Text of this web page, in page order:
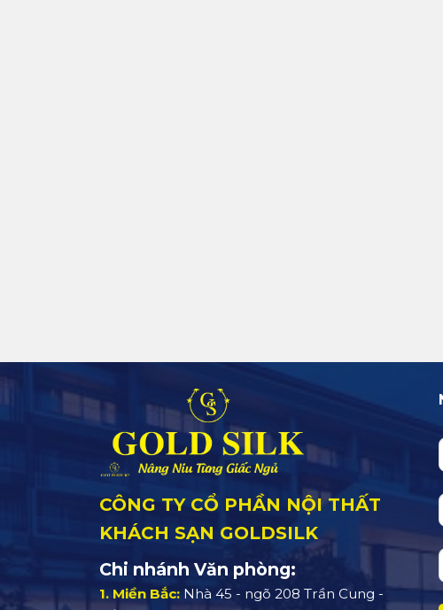
CÔNG TY CỔ PHẦN NỘI THẤT
KHÁCH SẠN GOLDSILK
Chi nhánh Văn phòng:
1. Miền Bắc: Nhà 45 - ngõ 208 Trần Cung -